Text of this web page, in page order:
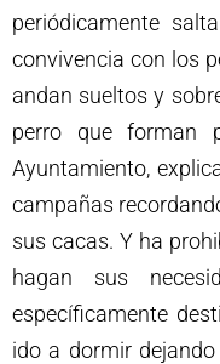
periódicamente
convivencia con los
andan sueltos y
perro que forman
Ayuntamiento,
campañas
sus cacas. Y ha
hagan sus
específicamente
ido a dormir